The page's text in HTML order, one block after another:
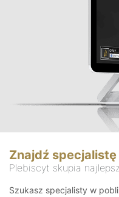
Znajdź specjalistę
Plebiscyt skupia
Szukasz specjalisty w